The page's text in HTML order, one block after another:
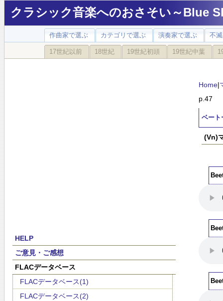
クラシック音楽へのおさそい～Blue
作曲家で選ぶ カテゴリで選ぶ 演奏家で選ぶ 不
17世紀以前 18世紀 19世紀初頭 19世紀中葉
HELP
ご意見・ご感想
FLACデータベース
FLACデータベース(1)
FLACデータベース(2)
Home|
p.47
ベート
(Vn)